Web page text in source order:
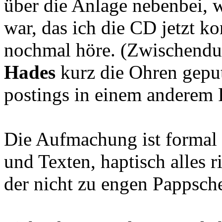
über die Anlage nebenbei,
war, das ich die CD jetzt
nochmal höre.
Hades kurz die Ohren
postings in einem anderem
Die Aufmachung ist
und Texten, haptisch alles
der nicht zu engen